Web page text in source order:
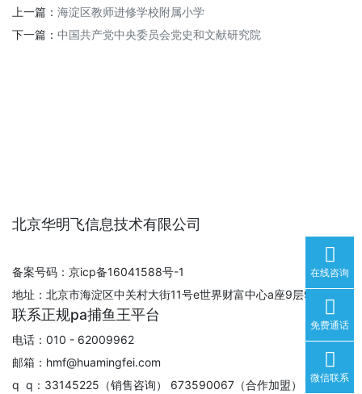
上一篇： 海淀区教师进修学校附属小学
下一篇： 中国共产党中央委员会党史和文献研究院
北京华明飞信息技术有限公司
备案号码：京icp备16041588号-1
地址：北京市海淀区中关村大街11号e世界财富中心a座9层930室
联系正规pa捕鱼王平台
电话：010 - 62009962
邮箱： hmf@huamingfei.com
q q：33145225（销售咨询） 673590067（合作加盟）
在线咨询
免费通话
微信联系